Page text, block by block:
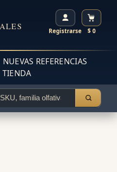
Registrarse $ 0
NUEVAS REFERENCIAS
TIENDA